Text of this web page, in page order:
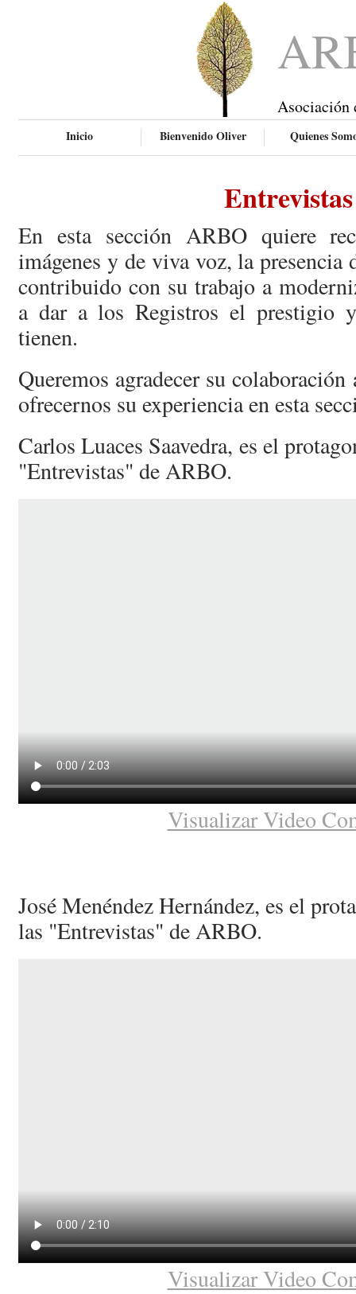
Asociación
Inicio Bienvenido Oliver Quienes
Entrevistas
En esta sección ARBO quiere
imágenes y de viva voz, la presencia
contribuido con su trabajo a
a dar a los Registros el prestigio
tienen.
Queremos agradecer su colaboración
ofrecernos su experiencia en esta
Carlos Luaces Saavedra, es el
"Entrevistas" de ARBO.
Visualizar Video
José Menéndez Hernández, es el
las "Entrevistas" de ARBO.
Visualizar Video